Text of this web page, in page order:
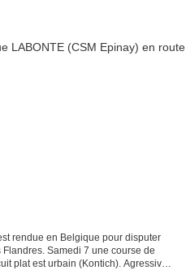
rendue en Belgique pour disputer
Samedi 7 une course de
plat est urbain (Kontich). Agressive